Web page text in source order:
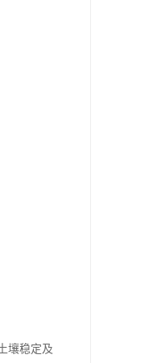
壤稳定及